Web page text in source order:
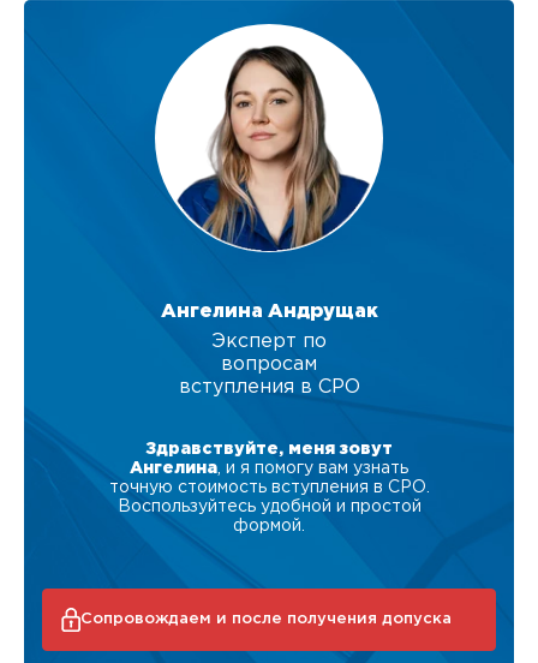
Ангелина Андрущак
Эксперт по
вопросам
вступления в СРО
Здравствуйте, меня зовут
Ангелина , и я помогу вам узнать
точную стоимость вступления в СРО.
Воспользуйтесь удобной и простой
формой.
Сопровождаем и после получения допуска